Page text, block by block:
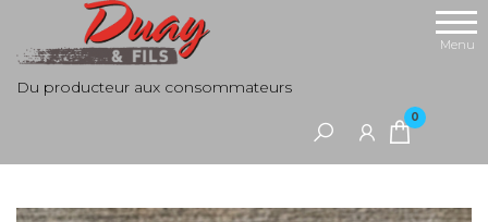
Du producteur aux consommateurs
0
Menu